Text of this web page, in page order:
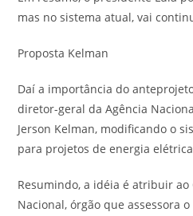
mas no sistema atual, vai
Proposta Kelman
Daí a importância do
diretor-geral da Agência
Jerson Kelman, modificando o
para projetos de energia
Resumindo, a idéia é atribuir ao
Nacional, órgão que assessora